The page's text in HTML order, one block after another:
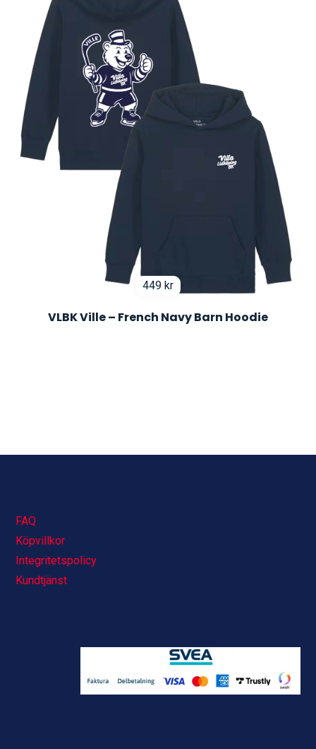
449 kr
VLBK Ville – French Navy Barn Hoodie
FAQ
Köpvillkor
Integritetspolicy
Kundtjänst